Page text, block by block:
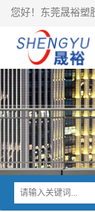
您好！东莞晟裕塑